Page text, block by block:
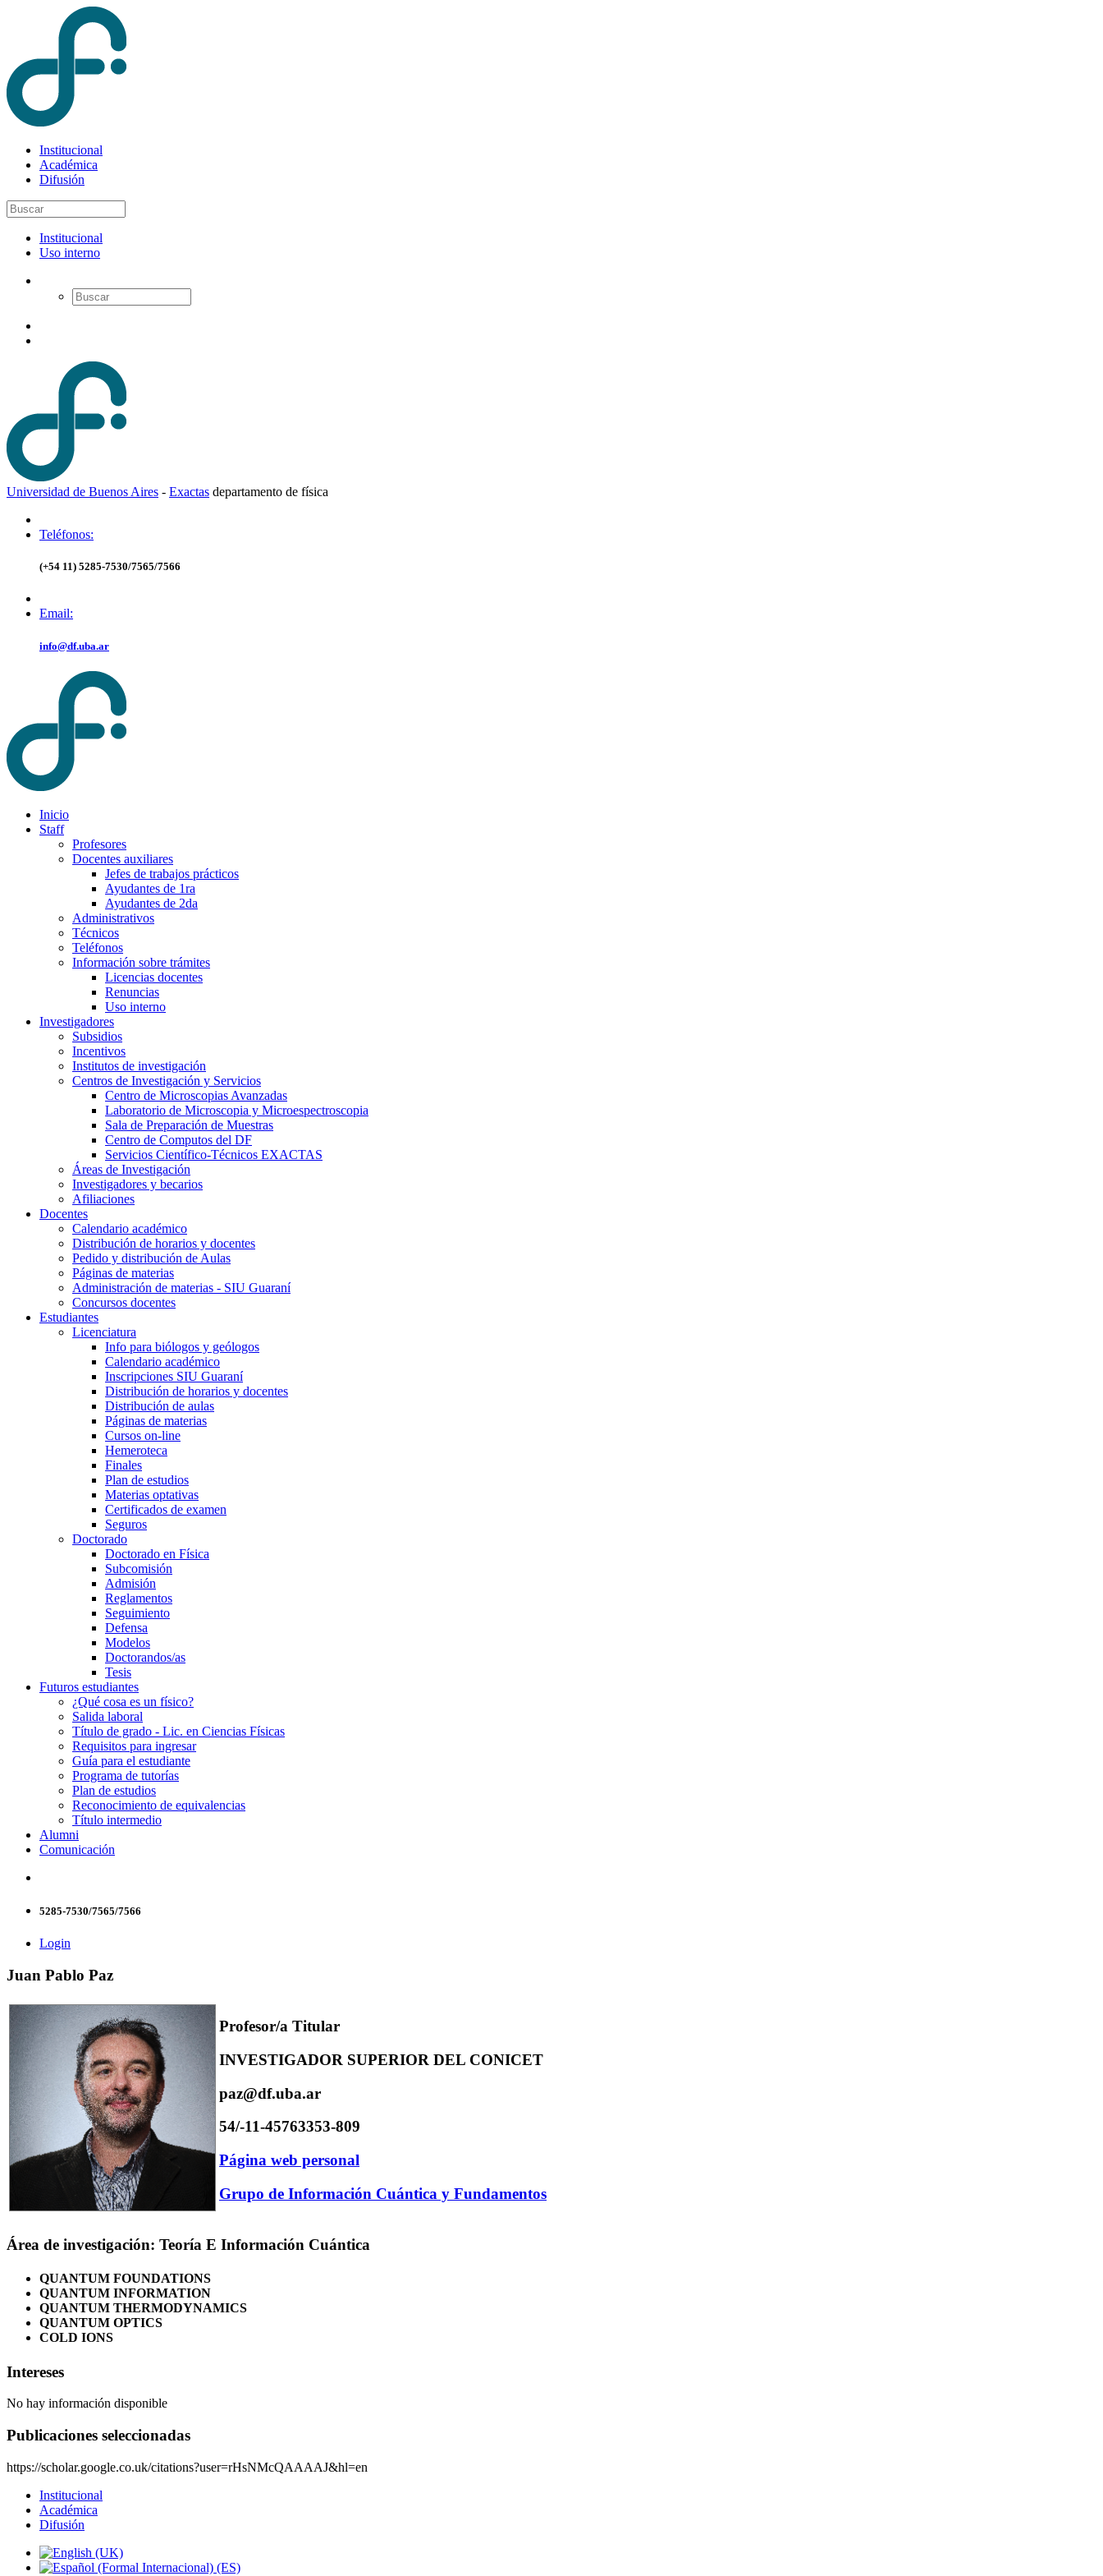
Institucional
Académica
Difusión
Institucional
Uso interno
Universidad de Buenos Aires - Exactas departamento de física
Teléfonos:
(+54 11) 5285-7530/7565/7566
Email:
info@df.uba.ar
Inicio
Staff
Profesores
Docentes auxiliares
Jefes de trabajos prácticos
Ayudantes de 1ra
Ayudantes de 2da
Administrativos
Técnicos
Teléfonos
Información sobre trámites
Licencias docentes
Renuncias
Uso interno
Investigadores
Subsidios
Incentivos
Institutos de investigación
Centros de Investigación y Servicios
Centro de Microscopias Avanzadas
Laboratorio de Microscopia y Microespectroscopia
Sala de Preparación de Muestras
Centro de Computos del DF
Servicios Científico-Técnicos EXACTAS
Áreas de Investigación
Investigadores y becarios
Afiliaciones
Docentes
Calendario académico
Distribución de horarios y docentes
Pedido y distribución de Aulas
Páginas de materias
Administración de materias - SIU Guaraní
Concursos docentes
Estudiantes
Licenciatura
Info para biólogos y geólogos
Calendario académico
Inscripciones SIU Guaraní
Distribución de horarios y docentes
Distribución de aulas
Páginas de materias
Cursos on-line
Hemeroteca
Finales
Plan de estudios
Materias optativas
Certificados de examen
Seguros
Doctorado
Doctorado en Física
Subcomisión
Admisión
Reglamentos
Seguimiento
Defensa
Modelos
Doctorandos/as
Tesis
Futuros estudiantes
¿Qué cosa es un físico?
Salida laboral
Título de grado - Lic. en Ciencias Físicas
Requisitos para ingresar
Guía para el estudiante
Programa de tutorías
Plan de estudios
Reconocimiento de equivalencias
Título intermedio
Alumni
Comunicación
5285-7530/7565/7566
Login
Juan Pablo Paz
Profesor/a Titular
INVESTIGADOR SUPERIOR DEL CONICET
paz@df.uba.ar
54/-11-45763353-809
Página web personal
Grupo de Información Cuántica y Fundamentos
Área de investigación: Teoría E Información Cuántica
QUANTUM FOUNDATIONS
QUANTUM INFORMATION
QUANTUM THERMODYNAMICS
QUANTUM OPTICS
COLD IONS
Intereses
No hay información disponible
Publicaciones seleccionadas
https://scholar.google.co.uk/citations?user=rHsNMcQAAAAJ&hl=en
Institucional
Académica
Difusión